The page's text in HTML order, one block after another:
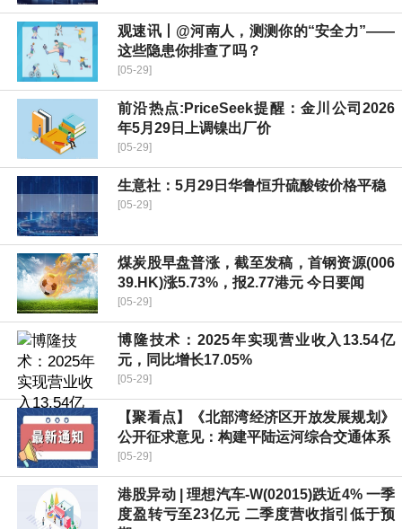
观速讯丨@河南人，测测你的“安全力”——
这些隐患你排查了吗？
[05-29]
前沿热点:PriceSeek提醒：金川公司2026
年5月29日上调镍出厂价
[05-29]
生意社：5月29日华鲁恒升硫酸铵价格平稳
[05-29]
煤炭股早盘普涨，截至发稿，首钢资源(006
39.HK)涨5.73%，报2.77港元 今日要闻
[05-29]
博隆技术：2025年实现营业收入13.54亿
元，同比增长17.05%
[05-29]
【聚看点】《北部湾经济区开放发展规划》
公开征求意见：构建平陆运河综合交通体系
[05-29]
港股异动 | 理想汽车-W(02015)跌近4% 一季
度盈转亏至23亿元 二季度营收指引低于预